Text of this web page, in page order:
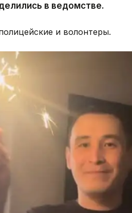
в ведомстве.
и волонтеры.